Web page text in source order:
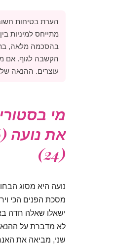
הערת בטיחות
מתייחס למיניות
בהסכמה מלאה,
הקשבה לגוף. אם
עוצרים. ההנאה
מי
(24)
נועה היא מסוג
מסכת הפנים הכי
ישאלו שאלה חדה
לא מדברת על
שני, מביאה את